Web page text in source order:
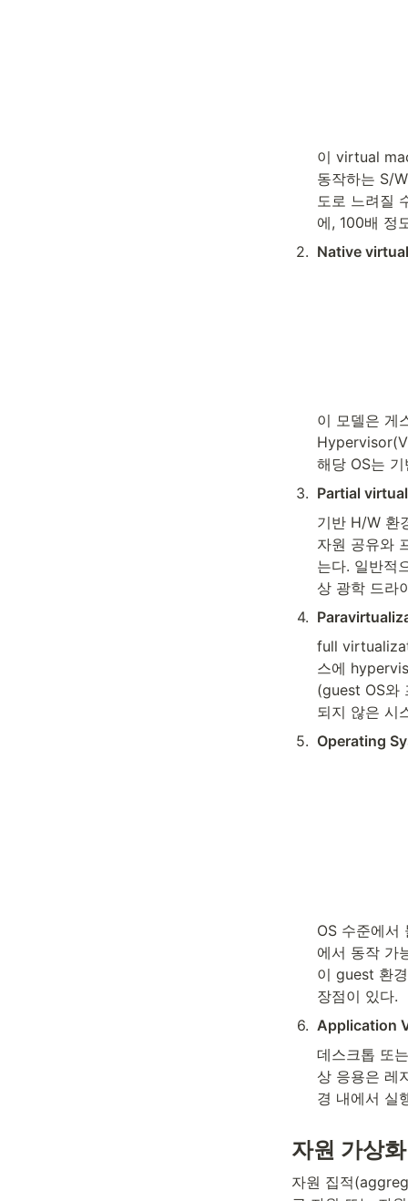
이 virtual
동작하는 S/
도로 느려질
에, 100배 정
2. Native
이 모델은 게
해당 OS는
3. Partial
기반 H/W 환
자원 공유와
는다. 일반적
상 광학 드라
4.
full
스에
(guest OS와
되지 않은 시
5. Operating
OS 수준에서
에서 동작 가
이 guest 환
장점이 있다.
6. Application
데스크톱 또
상 응용은 레
경 내에서 실
자원 가상
자원 집적